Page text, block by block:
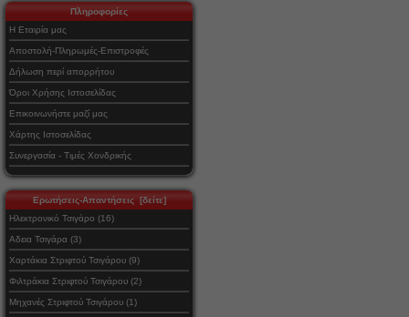
Πληροφορίες
Η Εταιρία μας
Αποστολή-Πληρωμές-Επιστροφές
Δήλωση περί απορρήτου
Όροι Χρήσης Ιστοσελίδας
Επικοινωνήστε μαζί μας
Χάρτης Ιστοσελίδας
Συνεργασία - Τιμές Χονδρικής
Ερωτήσεις-Απαντήσεις [δείτε]
Ηλεκτρονικό Τσιγάρο (16)
Αδεια Τσιγάρα (3)
Χαρτάκια Στριφτού Τσιγάρου (9)
Φιλτράκια Στριφτού Τσιγάρου (2)
Μηχανές Στριφτού Τσιγάρου (1)